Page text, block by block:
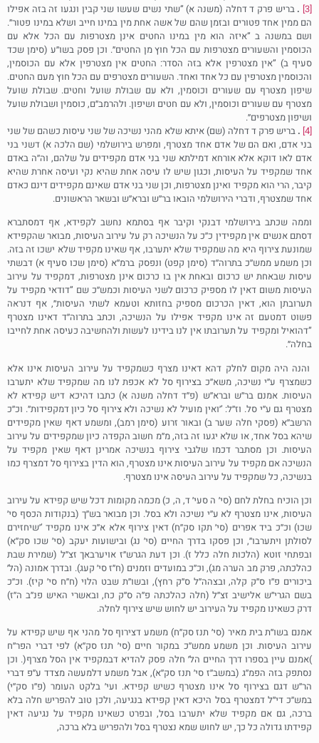
[3]
. בריש פרק ד דחלה (משנה א) ”שתי נשים שעשו שני קבין ונגעו זה בזה אפילו
הם ממין אחד פטורים ובזמן שהם של אשה אחת מין במינו חייב ושלא במינו פטור״.
ושם במשנה ב ”איזה הוא מין במינו החטים אינן מצטרפות עם הכל אלא עם
הכוסמין והשעורים מצטרפות עם הכל חוץ מן החטים״. וכן פסק בשו׳׳ע (סימן שכד
סעיף ב) ”אין מצטרפין אלא בזה הסדר: החטים אין מצטרפין אלא עם הכוסמין,
והכוסמין מצטרפין עם כל אחד ואחד. השעורים מצטרפים עם הכל חוץ מעם החטים.
שיפון מצטרף עם שעורים וכוסמין, ולא עם שבולת שועל וחטים. שבולת שועל
מצטרף עם שעורים וכוסמין, ולא עם חטים ושיפון. ולהרמב״ם, כוסמין ושבולת שועל
ושיפון מצטרפים״.
[4]
. בריש פרק ד דחלה (שם) איתא שלא מהני נשיכה של שני עיסות כשהם של שני
בני אדם, ואם הם של אדם אחד מצטרף, ומפרש בירושלמי (שם הלכה א) דשני בני
אדם לאו דוקא אלא אורחא דמילתא שני בני אדם מקפידים על שלהם, וה׳׳ה באדם
אחד שמקפיד על העיסות, וכגון שיש לו עיסה אחת שהיא נקי ועיסה אחרת שהיא
קיבר, הרי הוא מקפיד ואינן מצטרפות, וכן שני בני אדם שאינם מקפידים דינם כאדם
אחד שמצטרף, ודברי הירושלמי הובאו בר׳׳ש וברא׳׳ש ובשאר הראשונים.
וממה שכתב בירושלמי דבנקי וקיבר אף בסתמא נחשב לקפידא, אף דמסתברא
דסתם אנשים אין מקפידין כ׳׳כ על הנשיכה רק על עירוב העיסות, מבואר שהקפידא
שמונעת צירוף היא מה שמקפיד שלא יתערבו, אף שאינו מקפיד שלא ישכו זה בזה.
וכן משמע ממש׳׳כ בתרוה׳׳ד (סימן קפט) ונפסק ברמ׳׳א (סימן שכו סעיף א) דבשתי
עיסות שבאחת יש כרכום ובאחת אין בו כרכום אינן מצטרפות, דמקפיד על עירוב
העיסות משום דאין לו מספיק כרכום לשני העיסות וכמש׳׳כ שם ”דודאי מקפיד על
תערובתן הוא, דאין הכרכום מספיק בחזותא וטעמא לשתי העיסות״, אף דנראה
פשוט דמטעם זה אינו מקפיד אפילו על הנשיכה, וכתב בתרוה׳׳ד דאינו מצטרף
”דהואיל ומקפיד על תערובתו אין לנו בידינו לעשות ולהחשיבה כעיסה אחת לחייבו
בחלה״.
והנה היה מקום לחלק דהא דאינו מצרף כשמקפיד על עירוב העיסות אינו אלא
כשמצרף ע׳׳י נשיכה, משא׳׳כ בצירוף סל לא אכפת לנו מה שמקפיד שלא יתערבו
העיסות. אמנם בר׳׳ש וברא׳׳ש (פ׳׳ד דחלה משנה א) כתבו דהיכא דיש קפידא לא
מצטרף גם ע׳׳י סל. וז׳׳ל: ’׳ואין מועיל לא נשיכה ולא צירוף סל כיון דמקפידות״. וכ׳׳כ
הרשב׳׳א (פסקי חלה שער ב) ובאור זרוע (סימן רמב), ומשמע דאף שאין מקפידים
שיהא בסל אחד, או שלא יגעו זה בזה, מ׳׳מ חשוב הקפדה כיון שמקפידים על עירוב
העיסות. וכן מסתבר דכמו שלגבי צירוף בנשיכה אמרינן דאף שאין מקפיד על
הנשיכה אם מקפיד על עירוב העיסות אינו מצטרף, הוא הדין בצירוף סל דמצרף כמו
בנשיכה, כל שמקפיד על עירוב העיסה אינו מצטרף.
וכן הוכיח בחלת לחם (סי׳ ה סעי׳ ד, ה, כ) מכמה מקומות דכל שיש קפידא על עירוב
העיסות, אינו מצטרף לא ע׳׳י נשיכה ולא בסל. וכן מבואר בש׳׳ך (בנקודות הכסף סי׳
שכו) וכ׳׳כ ביד אפרים (סי׳ תקו סק׳׳ח) דאין צירוף אלא א׳׳כ אינו מקפיד ’׳שיחזירם
לסולתן ויתערבו׳׳, וכן פסקו בדרך החיים (סי׳ נג) ובישועות יעקב (סי׳ שכו סק׳׳א)
ובפתחי זוטא (הלכות חלה כלל ז). וכן דעת הגרש״ז אויערבאך זצ׳׳ל (שמירת שבת
כהלכתה, פרק מב הערה מג), וכ׳׳כ במועדים וזמנים (ח׳׳ז סי׳ קעג). ובדרך אמונה (הל׳
ביכורים פ׳׳ו ס׳׳ק קלה, ובצהה׳׳ל ס׳׳ק רחץ), ובשו׳׳ת שבט הלוי (ח׳׳ח סי׳ קיז). וכ׳׳כ
בשם הגרי׳׳ש אלישיב זצ׳׳ל (חלה כהלכתה פ׳׳ה ס׳׳ק כח, ובאשרי האיש פנ׳׳ב ה׳׳ז)
דרק כשאינו מקפיד על העירוב יש לחוש שיש צירוף לחלה.
אמנם בשו׳׳ת בית מאיר (סי׳ תנז סק׳׳ח) משמע דצירוף סל מהני אף שיש קפידא על
עירוב העיסות. וכן משמע ממש׳׳כ במקור חיים (סי׳ תנז סק׳׳א) לפי דברי הפר׳׳ח
)אמנם עיין בספרו דרך החיים הל׳ חלה פסק להדיא דבמקפיד אין הסל מצרף(. וכן
נסתפק בזה הפמ׳׳ג (במשב׳׳ז סי׳ תנז סק׳׳א), אבל משמע דלמעשה מצדד ע׳׳פ דברי
הר׳׳ש דגם בצירוף סל אינו מצטרף כשיש קפידא. ועי׳ בלקט העומר (פ׳׳ו סק׳׳י)
במש׳׳כ די׳׳ל דמצטרף בסל היכא דאין קפידא בנגיעה, ולכן טוב להפריש חלה בלא
ברכה, גם אם מקפיד שלא יתערבו בסל, ובפרט כשאינו מקפיד על נגיעה דאין
קפידתו גדולה כל כך, יש לחוש שמא נצטרף בסל ולהפריש בלא ברכה,